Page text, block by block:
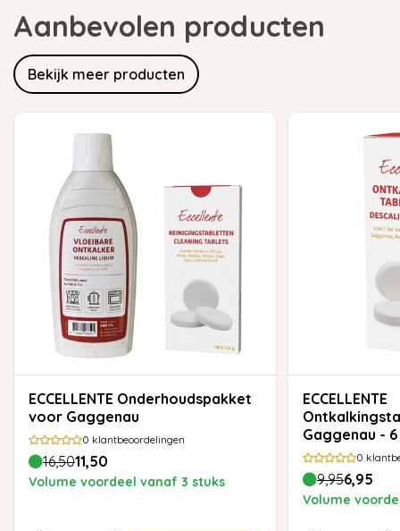
Aanbevolen producten
Bekijk meer producten
ECCELLENTE Onderhoudspakket
voor Gaggenau
0 klantbeoordelingen
16,5011,50
Volume voordeel vanaf 3 stuks
ECCELLENTE
Gaggenau -
0
9,956,95
Volume